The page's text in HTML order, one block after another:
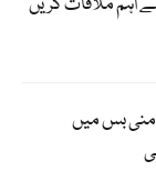
منی بس میں